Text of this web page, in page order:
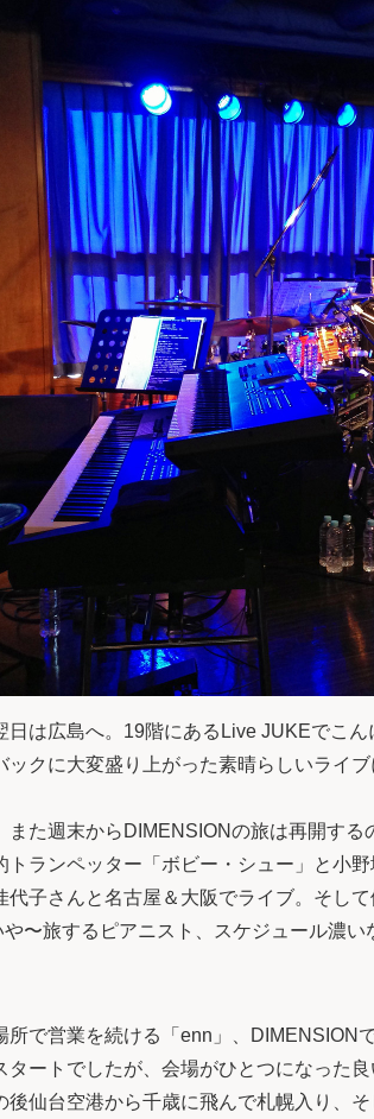
は広島へ。19階にあるLive JUKEでこ
クに大変盛り上がった素晴らしいライブ
また週末からDIMENSIONの旅は再開す
トランペッター「ボビー・シュー」と小
代子さんと名古屋＆大阪でライブ。そし
〜旅するピアニスト、スケジュール濃い
所で営業を続ける「enn」、DIMENSION
タートでしたが、会場がひとつになった
後仙台空港から千歳に飛んで札幌入り、